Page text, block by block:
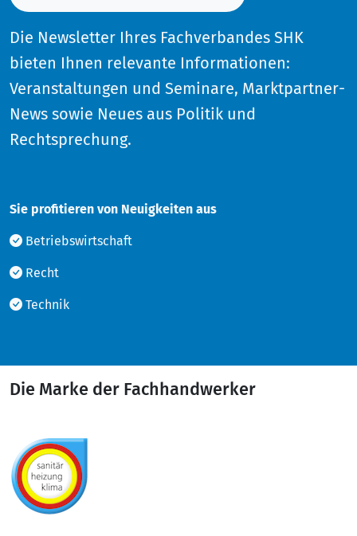
Die Newsletter Ihres Fachverbandes SHK
bieten Ihnen relevante Informationen:
Veranstaltungen und Seminare, Marktpartner-
News sowie Neues aus Politik und
Rechtsprechung.
Sie profitieren von Neuigkeiten aus
Betriebswirtschaft
Recht
Technik
Die Marke der Fachhandwerker